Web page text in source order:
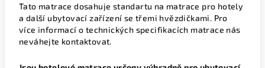
Tato matrace dosahuje standartu na matrace pro hotely
a další ubytovací zařízení se třemi hvězdičkami. Pro
více informací o technických specifikacích matrace nás
neváhejte kontaktovat.